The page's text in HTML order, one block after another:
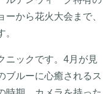
から花火大会まで、
ニックです。4月が見
ブルーに心癒されるス